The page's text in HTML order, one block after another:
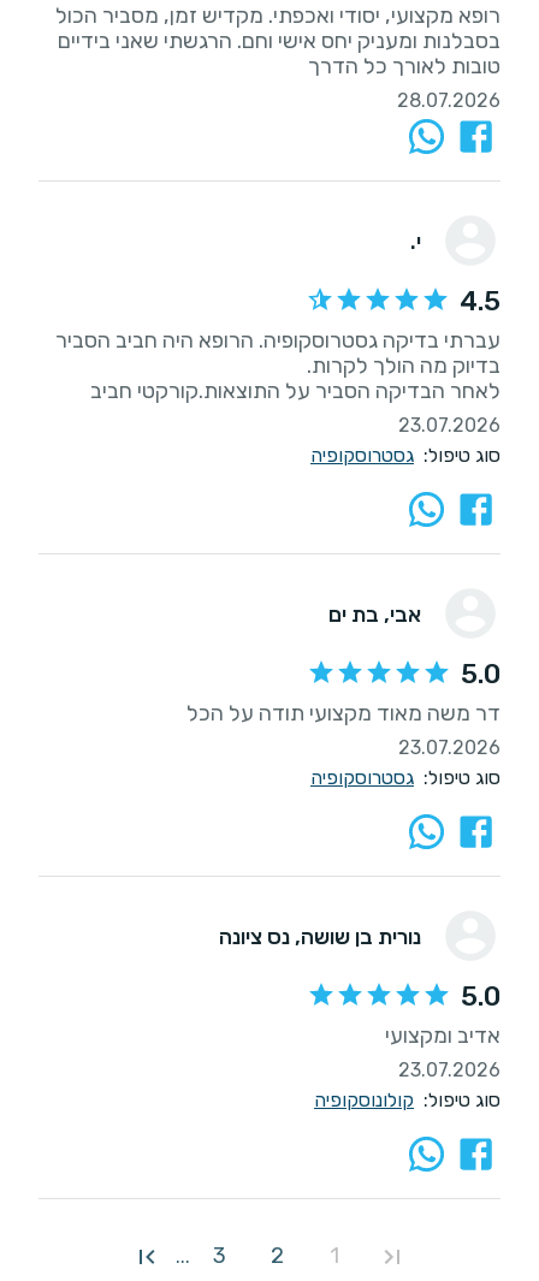
רופא מקצועי, יסודי ואכפתי. מקדיש זמן, מסביר הכול
בסבלנות ומעניק יחס אישי וחם. הרגשתי שאני בידיים
טובות לאורך כל הדרך
28.07.2026
י.
4.5
עברתי בדיקה גסטרוסקופיה. הרופא היה חביב הסביר
לאחר הבדיקה הסביר על התוצאות.קורקטי חביב
23.07.2026
סוג טיפול: גסטרוסקופיה
אבי, בת ים
5.0
דר משה מאוד מקצועי תודה על הכל
23.07.2026
סוג טיפול: גסטרוסקופיה
נורית בן שושה, נס ציונה
5.0
אדיב ומקצועי
23.07.2026
סוג טיפול: קולונוסקופיה
1
2
3
...